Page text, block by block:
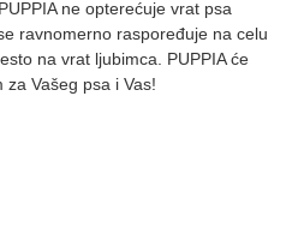
ne opterećuje vrat psa
ravnomerno raspoređuje na celu
na vrat ljubimca. PUPPIA će
Vašeg psa i Vas!